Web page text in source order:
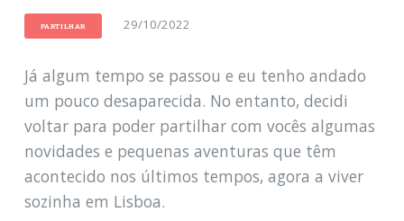
PARTILHAR 29/10/2022
Já algum tempo se passou e eu tenho andado
um pouco desaparecida. No entanto, decidi
voltar para poder partilhar com vocês algumas
novidades e pequenas aventuras que têm
acontecido nos últimos tempos, agora a viver
sozinha em Lisboa.